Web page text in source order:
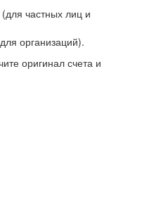
частных лиц и
организаций).
оригинал счета и